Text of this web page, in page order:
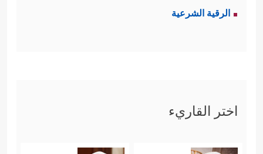
الرقية الشرعية
اختر القاريء